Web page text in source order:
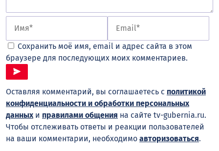
Сохранить моё имя, email и адрес сайта в этом
браузере для последующих моих комментариев.
Оставляя комментарий, вы соглашаетесь с политикой
конфиденциальности и обработки персональных
данных и правилами общения на сайте tv-gubernia.ru.
Чтобы отслеживать ответы и реакции пользователей
на ваши комментарии, необходимо авторизоваться.